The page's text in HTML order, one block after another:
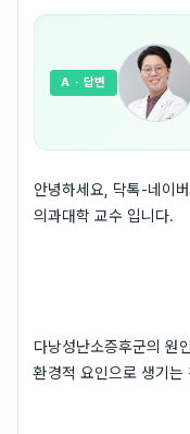
A · 답변
안녕하세요, 닥톡-네이
의과대학 교수 입니다.
다낭성난소증후군의 원
환경적 요인으로 생기는